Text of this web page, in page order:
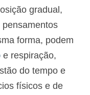
gradual,
forma, podem
e respiração,
do tempo e
físicos e de